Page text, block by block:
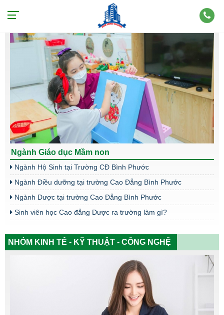
NHÓM NGÀNH SỨC KHỎE - SƯ PHẠM
Ngành Giáo dục Mầm non
Ngành Hộ Sinh tại Trường CĐ Bình Phước
Ngành Điều dưỡng tại trường Cao Đẳng Bình Phước
Ngành Dược tại trường Cao Đẳng Bình Phước
Sinh viên học Cao đẳng Dược ra trường làm gì?
NHÓM KINH TẾ - KỸ THUẬT - CÔNG NGHỆ